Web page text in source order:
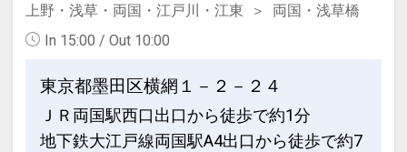
上野・浅草・両国・江戸川・江東
両国・浅草橋
In 15:00 / Out 10:00
東京都墨田区横網１－２－２４
ＪＲ両国駅西口出口から徒歩で約1分
地下鉄大江戸線両国駅A4出口から徒歩で約7